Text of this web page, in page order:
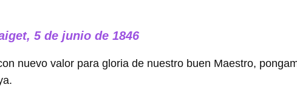
5 de junio de 1846
nuevo valor para gloria de nuestro buen Maestro,